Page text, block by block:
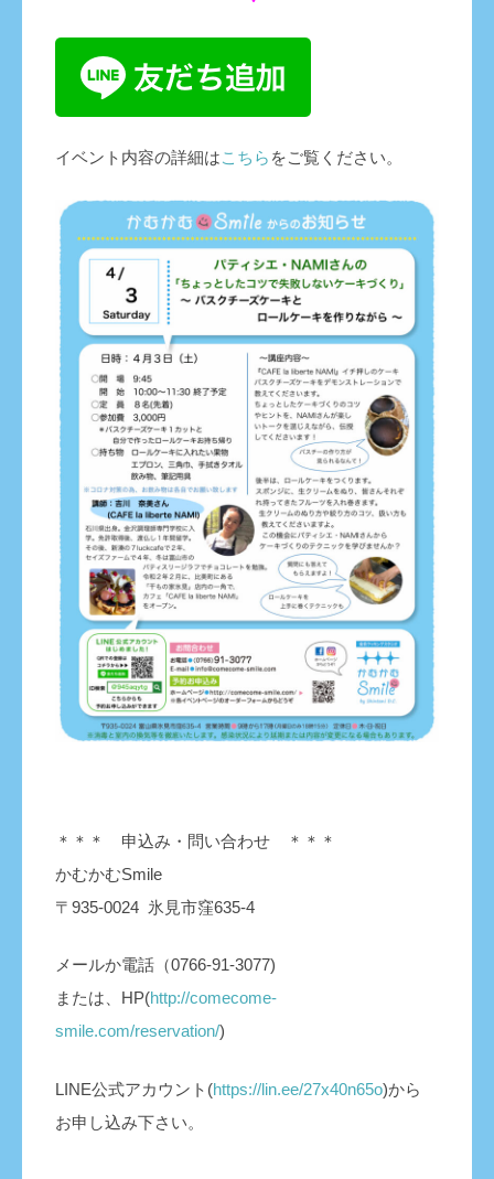
イベント内容の詳細はこちら をご覧ください。
＊＊＊ 申込み・問い合わせ ＊＊＊
かむかむSmile
〒935-0024 氷見市窪635-4
メールか電話（0766-91-3077)
または、HP(http://comecome-
smile.com/reservation/)
LINE公式アカウント(https://lin.ee/27x40n65o)から
お申し込み下さい。